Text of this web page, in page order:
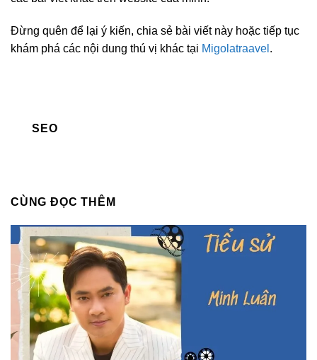
Đừng quên để lại ý kiến, chia sẻ bài viết này hoặc tiếp tục
khám phá các nội dung thú vị khác tại Migolatraavel .
SEO
CÙNG ĐỌC THÊM